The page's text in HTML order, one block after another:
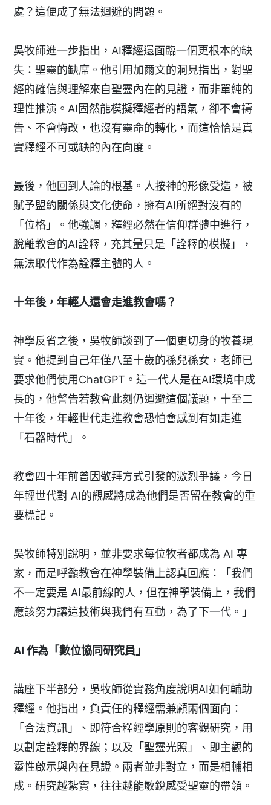
處？這便成了無法迴避的問題。
吳牧師進一步指出，AI釋經還面臨一個更根本的缺
失：聖靈的缺席。他引用加爾文的洞見指出，對聖
經的確信與理解來自聖靈內在的見證，而非單純的
理性推演。AI固然能模擬釋經者的語氣，卻不會禱
告、不會悔改，也沒有靈命的轉化，而這恰恰是真
實釋經不可或缺的內在向度。
最後，他回到人論的根基。人按神的形像受造，被
賦予盟約關係與文化使命，擁有AI所絕對沒有的
「位格」。他強調，釋經必然在信仰群體中進行，
脫離教會的AI詮釋，充其量只是「詮釋的模擬」，
無法取代作為詮釋主體的人。
十年後，年輕人還會走進教會嗎？
神學反省之後，吳牧師談到了一個更切身的牧養現
實。他提到自己年僅八至十歲的孫兒孫女，老師已
要求他們使用ChatGPT。這一代人是在AI環境中成
長的，他警告若教會此刻仍迴避這個議題，十至二
十年後，年輕世代走進教會恐怕會感到有如走進
「石器時代」。
教會四十年前曾因敬拜方式引發的激烈爭議，今日
年輕世代對 AI的觀感將成為他們是否留在教會的重
要標記。
吳牧師特別說明，並非要求每位牧者都成為 AI 專
家，而是呼籲教會在神學裝備上認真回應：「我們
不一定要是 AI最前線的人，但在神學裝備上，我們
應該努力讓這技術與我們有互動，為了下一代。」
AI作為「數位協同研究員」
講座下半部分，吳牧師從實務角度說明AI如何輔助
釋經。他指出，負責任的釋經需兼顧兩個面向：
「合法資訊」、即符合釋經學原則的客觀研究，用
以劃定詮釋的界線；以及「聖靈光照」、即主觀的
靈性啟示與內在見證。兩者並非對立，而是相輔相
成。研究越紮實，往往越能敏銳感受聖靈的帶領。